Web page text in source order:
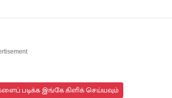
படிக்க இங்கே கிளிக் செய்யவும்